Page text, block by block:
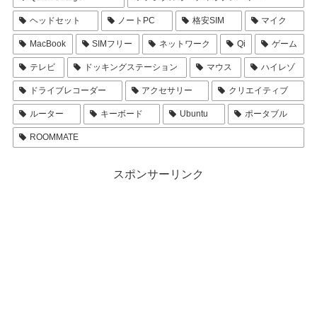
ヘッドセット ノートPC 格安SIM マイク
MacBook SIMフリー ネットワーク Qi ゲーム
テレビ ドッキングステーション マウス ハイレゾ
ドライブレコーダー アクセサリー クリエイティブ
ルーター キーボード Ubuntu ポータブル
ROOMMATE
スポンサーリンク